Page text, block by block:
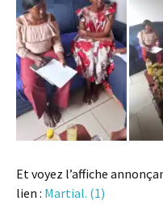
Et voyez l’affiche
lien : Martial. (1)